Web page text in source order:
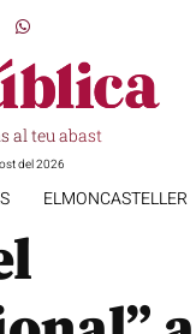
al teu abast
del 2026
ELMONCASTELLER